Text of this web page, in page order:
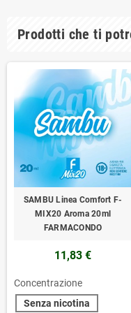
Prodotti che ti
SAMBU Linea Comfort F-
MIX20 Aroma 20ml
FARMACONDO
11,83 €
Concentrazione
Senza nicotina